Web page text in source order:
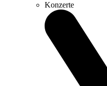
Konzerte